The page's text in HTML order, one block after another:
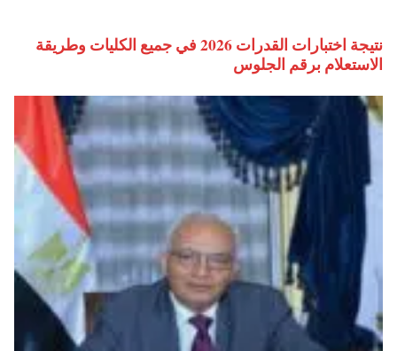
نتيجة اختبارات القدرات 2026 في جميع الكليات وطريقة
الاستعلام برقم الجلوس